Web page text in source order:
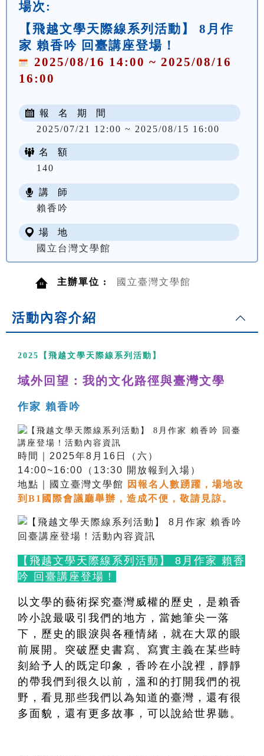
場次:
【飛越文學天際線系列活動】 8月作
家 賴香吟 回臺講座登場！
2025/08/16 14:00 ~ 2025/08/16
16:00
報 名 期 間
2025/07/21 12:00 ~ 2025/08/15 16:00
名 額
140
講 師
賴香吟
場 地
國立台灣文學館
主辦單位 : 國立臺灣文學館
活動內容介紹
2025【飛越文學天際線系列活動】
域外回望：我的文化路徑與臺灣文學
作家 賴香吟
時間｜2025年8月16日（六）
14:00~16:00（13:30 開放報到入場）
地點｜國立臺灣文學館
因報名人數踴躍，場地改
到B1國際會議廳舉辦，造成不便，敬請見諒。
【飛越文學天際線系列活動】 8月作家 賴香
吟 回臺講座登場！
以文學的藝術探究臺灣威權的歷史，是賴香
吟小說最吸引我們的地方，當她筆尖一落
下，歷史的眼淚與各種情緒，就在大眾的眼
前展開。突破歷史書寫、寫實主義在某些時
刻給予人的既定印象，香吟在小說裡，靜靜
的帶我們到很久以前，溫和的打開我們的視
野，看見那些我們以為知道的臺灣，還有很
多面貌，還有更多故事，可以說給世界聽。